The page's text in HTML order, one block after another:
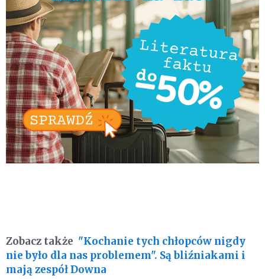
Zobacz także "Kochanie tych chłopców nigdy
nie było dla nas problemem". Są bliźniakami i
mają zespół Downa